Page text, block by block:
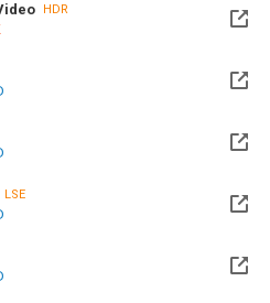
HDR
Mié, 30 Jun 2027 (Quedan 10 meses)
Mié, 30 Jun 2027 (Quedan 10 meses)
LSE
Mié, 30 Jun 2027 (Quedan 10 meses)
Mié, 30 Jun 2027 (Quedan 10 meses)